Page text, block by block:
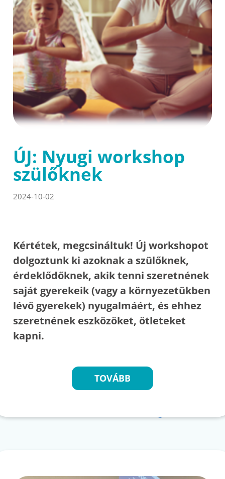
ÚJ: Nyugi workshop
szülőknek
2024-10-02
Kértétek, megcsináltuk! Új workshopot
dolgoztunk ki azoknak a szülőknek,
érdeklődőknek, akik tenni szeretnének
saját gyerekeik (vagy a környezetükben
lévő gyerekek) nyugalmáért, és ehhez
szeretnének eszközöket, ötleteket
kapni.
TOVÁBB